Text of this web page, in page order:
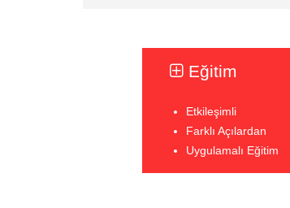
Eğitim
Etkileşimli
Farklı Açılardan
Uygulamalı Eğitim